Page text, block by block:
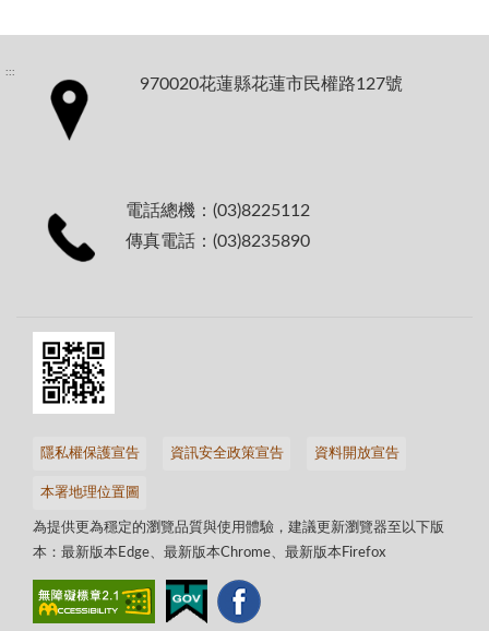
:::
970020花蓮縣花蓮市民權路127號
電話總機：(03)8225112
傳真電話：(03)8235890
隱私權保護宣告 資訊安全政策宣告 資料開放宣告
本署地理位置圖
為提供更為穩定的瀏覽品質與使用體驗，建議更新瀏覽器至以下版
本：最新版本Edge、最新版本Chrome、最新版本Firefox